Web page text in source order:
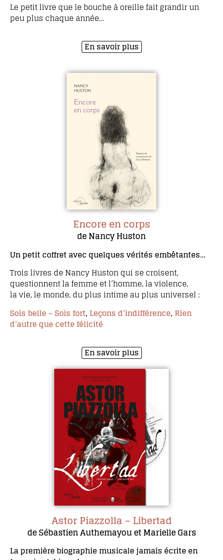
Le petit livre que le bouche à oreille fait grandir un
peu plus chaque année…
En savoir plus
Encore en corps
de Nancy Huston
Un petit coffret avec quelques vérités embêtantes…
Trois livres de Nancy Huston qui se croisent,
questionnent la femme et l’homme, la violence,
la vie, le monde, du plus intime au plus universel :
Sois belle – Sois fort, Leçons d’indifférence, Rien
d’autre que cette félicité
En savoir plus
Astor Piazzolla – Libertad
de Sébastien Authemayou et Marielle Gars
La première biographie musicale jamais écrite en